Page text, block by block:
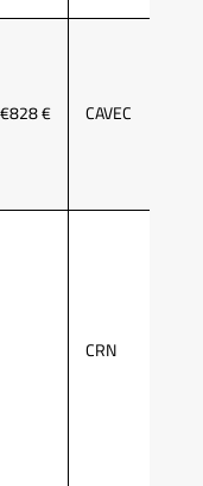
€ CAVEC
CRN